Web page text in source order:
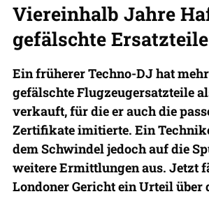
Viereinhalb Jahre
gefälschte Ersatzteile
Ein früherer Techno-DJ hat
gefälschte Flugzeugersatzteile
verkauft, für die er auch die
Zertifikate imitierte. Ein
dem Schwindel jedoch auf die
weitere Ermittlungen aus. Jetzt
Londoner Gericht ein Urteil über